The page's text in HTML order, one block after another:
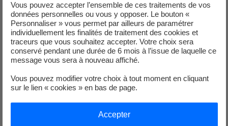
raccord métallique) sur une canalisation utilisée
pour vidanger un réservoir contenant de l’acide
borique.
Tous les contrôles réalisés après les travaux
indiquent que l’installation est conforme.
fonctionnement normal, un intervenant repère
une très petite fuite sur ce même raccord lors
immédiatement ouverte.
Vous pouvez accepter l’ensemble de ces traitements de vos
données personnelles ou vous y opposer. Le bouton «
Personnaliser » vous permet par ailleurs de paramétrer
individuellement les finalités de traitement des cookies et
traceurs que vous souhaitez accepter. Votre choix sera
conservé pendant une durée de 6 mois à l’issue de laquelle ce
message vous sera à nouveau affiché.
Vous pouvez modifier votre choix à tout moment en cliquant
sur le lien « cookies » en bas de page.
Accepter